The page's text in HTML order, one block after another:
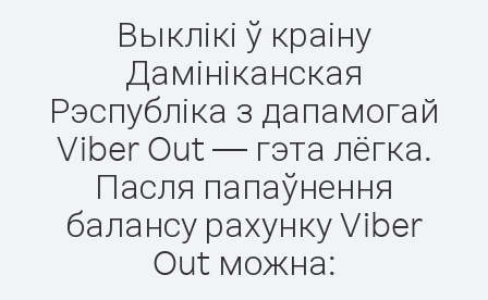
Выклікі ў краіну
Дамініканская
Рэспубліка з дапамогай
Viber Out — гэта лёгка.
Пасля папаўнення
балансу рахунку Viber
Out можна: